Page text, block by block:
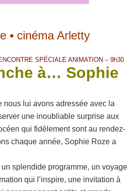
• cinéma Arletty
SPÉCIALE ANIMATION – 9h30
à… Sophie
nous lui avons adressée avec la
une inoubliable surprise aux
qui fidèlement sont au rendez-
chaque année, Sophie Roze a
splendide programme, un voyage
qui l’inspire, une invitation à